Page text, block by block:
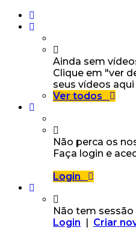
Ainda sem
Clique em "ver
seus vídeos aqui
Ver todos
Não perca os
Faça login e
Login
Não tem sessão
Login | Criar